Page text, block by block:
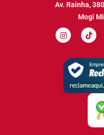
Av. Rainha,
Mogi